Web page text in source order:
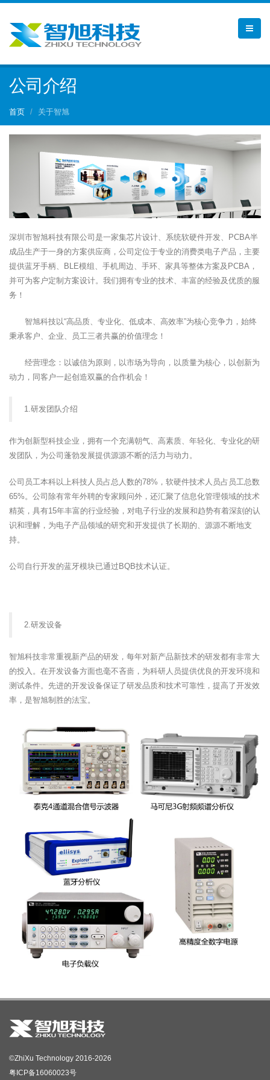
公司介绍
首页 关于智旭
深圳市智旭科技有限公司是一家集芯片设计、系统软硬件开发、PCBA半
成品生产于一身的方案供应商，公司定位于专业的消费类电子产品，主要
提供蓝牙手柄、BLE模组、手机周边、手环、家具等整体方案及PCBA，
并可为客户定制方案设计。我们拥有专业的技术、丰富的经验及优质的服
务！
智旭科技以“高品质、专业化、低成本、高效率”为核心竞争力，始终
秉承客户、企业、员工三者共赢的价值理念！
经营理念：以诚信为原则，以市场为导向，以质量为核心，以创新为
动力，同客户一起创造双赢的合作机会！
1.研发团队介绍
作为创新型科技企业，拥有一个充满朝气、高素质、年轻化、专业化的研
发团队，为公司蓬勃发展提供源源不断的活力与动力。
公司员工本科以上科技人员占总人数的78%，软硬件技术人员占员工总数
65%。公司除有常年外聘的专家顾问外，还汇聚了信息化管理领域的技术
精英，具有15年丰富的行业经验，对电子行业的发展和趋势有着深刻的认
识和理解，为电子产品领域的研究和开发提供了长期的、源源不断地支
持。
公司自行开发的蓝牙模块已通过BQB技术认证。
2.研发设备
智旭科技非常重视新产品的研发，每年对新产品新技术的研发都有非常大
的投入。在开发设备方面也毫不吝啬，为科研人员提供优良的开发环境和
测试条件。先进的开发设备保证了研发品质和技术可靠性，提高了开发效
率，是智旭制胜的法宝。
©ZhiXu Technology 2016-2026
粤ICP备16060023号